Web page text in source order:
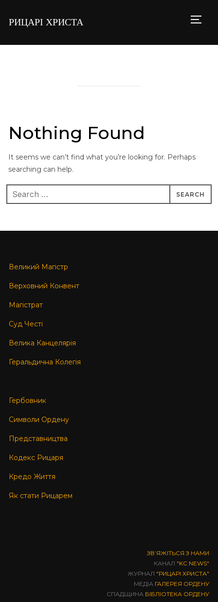
РИЦАРІ ХРИСТА
Nothing Found
It seems we can’t find what you’re looking for. Perhaps
searching can help.
Search
for:
Великий Магістр
Верховний Конвент
Магістрат
Суд Честі
Велика Канцелярія
Геральдична Колегія
Гербовник
Символи Ордену
Представництва
Кодекс Рицаря
Кредо Життя
Як стати Рицарем
ЗВʼЯЖІТЬСЯ З НАМИ
КАНАЛ "KC NEWS"
ЖУРНАЛ "РИЦАРІ ХРИСТА"
МЕДІА ГАЛЕРЕЯ ОРДЕНУ
СПАДЩИНА БІБЛІОТЕКА ОРДЕНУ